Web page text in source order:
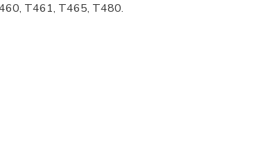
T461, T465, T480.